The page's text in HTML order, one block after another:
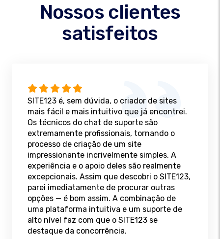
Nossos clientes
satisfeitos
SITE123 é, sem dúvida, o criador de sites
mais fácil e mais intuitivo que já encontrei.
Os técnicos do chat de suporte são
extremamente profissionais, tornando o
processo de criação de um site
impressionante incrivelmente simples. A
experiência e o apoio deles são realmente
excepcionais. Assim que descobri o SITE123,
parei imediatamente de procurar outras
opções — é bom assim. A combinação de
uma plataforma intuitiva e um suporte de
alto nível faz com que o SITE123 se
destaque da concorrência.